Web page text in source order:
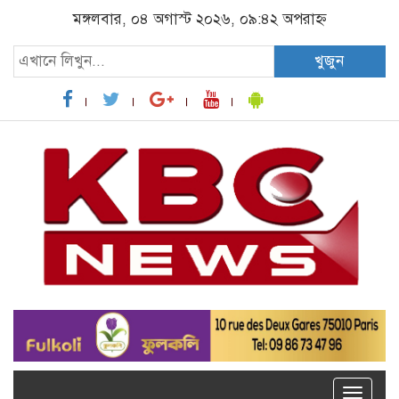
মঙ্গলবার, ০৪ অগাস্ট ২০২৬, ০৯:৪২ অপরাহ্ন
খুজুন